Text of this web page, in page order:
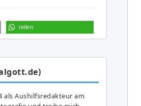
teilen
als Aushilfsredakteur am